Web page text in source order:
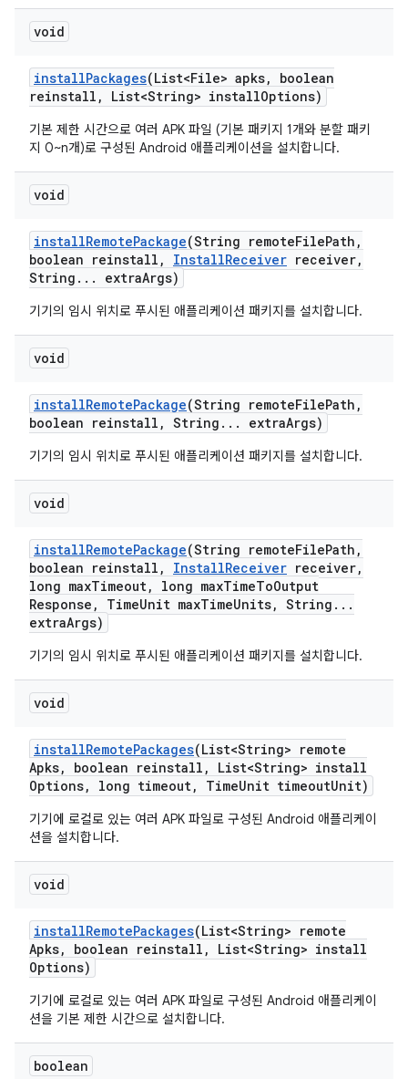
void
installPackages(List<File> apks,
boolean
reinstall , List<String> installOptions)
기본 제한 시간으로 여러 APK 파일 (기본 패키지 1개와 분할 패키
지 0~n개)로 구성된 Android 애플리케이션을 설치합니다.
void
installRemotePackage(String remoteFilePath ,
boolean reinstall , InstallReceiver receiver,
String . . . extraArgs)
기기의 임시 위치로 푸시된 애플리케이션 패키지를 설치합니다.
void
installRemotePackage(String remoteFilePath ,
boolean reinstall , String . . . extraArgs)
기기의 임시 위치로 푸시된 애플리케이션 패키지를 설치합니다.
void
installRemotePackage(String remoteFilePath ,
boolean reinstall , InstallReceiver receiver,
long maxTimeout, long maxTimeToOutput
Response , TimeUnit maxTimeUnits, String . . .
extraArgs)
기기의 임시 위치로 푸시된 애플리케이션 패키지를 설치합니다.
void
installRemotePackages(List<String> remote
Apks, boolean reinstall ,
List<String> install
Options, long timeout, TimeUnit timeoutUnit)
기기에 로컬로 있는 여러 APK 파일로 구성된 Android 애플리케이
션을 설치합니다.
void
installRemotePackages(List<String> remote
Apks, boolean reinstall ,
List<String> install
Options)
기기에 로컬로 있는 여러 APK 파일로 구성된 Android 애플리케이
션을 기본 제한 시간으로 설치합니다.
boolean